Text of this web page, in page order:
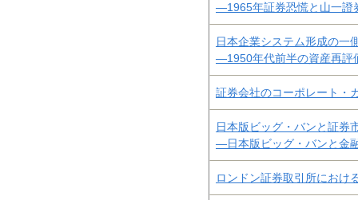
―1965年証券恐慌と山一
日本企業システム形成の一
―1950年代前半の資産再
証券会社のコーポレート・
日本版ビッグ・バンと証券
―日本版ビッグ・バンと金
ロンドン証券取引所におけ